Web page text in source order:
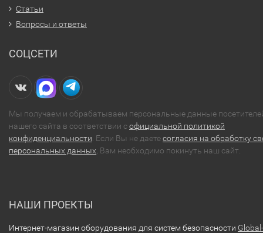
Статьи
Вопросы и ответы
СОЦСЕТИ
Мы получаем и обрабатываем персональные данные
нашего сайта в соответствии софициальной политикой
конфиденциальности . Если Вы не даетесогласия на обработку
персональных данных , Вам необходимо покинуть наш сайт.
НАШИ ПРОЕКТЫ
Интернет-магазин оборудования для систем безопасности Global-